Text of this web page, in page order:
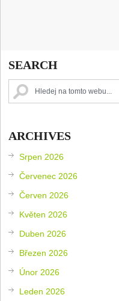
SEARCH
ARCHIVES
Srpen 2026
Červenec 2026
Červen 2026
Květen 2026
Duben 2026
Březen 2026
Únor 2026
Leden 2026